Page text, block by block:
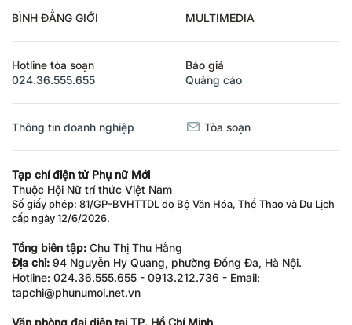
BÌNH ĐẲNG GIỚI MULTIMEDIA
Hotline tòa soạn
024.36.555.655
Báo giá
Quảng cáo
Thông tin doanh nghiệp Tòa soạn
Tạp chí điện tử Phụ nữ Mới
Thuộc Hội Nữ trí thức Việt Nam
Số giấy phép: 81/GP-BVHTTDL do Bộ Văn Hóa, Thể Thao và Du Lịch
cấp ngày 12/6/2026.
Tổng biên tập: Chu Thị Thu Hằng
Địa chỉ: 94 Nguyễn Hy Quang, phường Đống Đa, Hà Nội.
Hotline: 024.36.555.655 - 0913.212.736 - Email:
tapchi@phunumoi.net.vn
Văn phòng đại diện tại TP. Hồ Chí Minh